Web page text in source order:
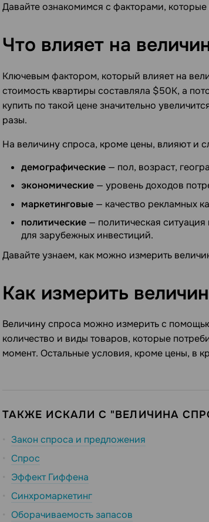
Давайте ознакомимся с факторами,
Что влияет на
Ключевым фактором, который влияет на
стоимость квартиры составляла $50K, а
купить по такой цене значительно
разы.
На величину спроса, кроме цены, влияют и
демографические — пол, возраст,
экономические — уровень доходов
маркетинговые — качество рекламных
политические — политическая ситуация
для зарубежных инвестиций.
Давайте узнаем, как можно измерить
Как измерить
Величину спроса можно измерить с
количество и виды товаров, которые
момент. Остальные условия, кроме цены, в
ТАКЖЕ ИСКАЛИ С "ВЕЛИЧИНА
Закон спроса и предложения
Спрос
Эффект Гиффена
Синхромаркетинг
Оборачиваемость запасов